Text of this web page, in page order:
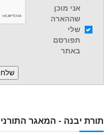
תורת יבנה - המאגר התורני
אני מוכן
שההארה
שלי
תפורסם
באתר